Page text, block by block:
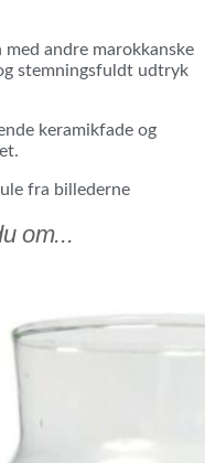
med andre marokkanske
stemningsfuldt udtryk
keramikfade og
fra billederne
om...